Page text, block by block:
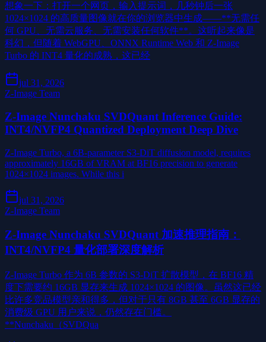
想象一下：打开一个网页，输入提示词，几秒钟后一张
1024×1024 的高质量图像就在你的浏览器中生成——**无需任
何 GPU、无需云服务、无需安装任何软件**。这听起来像是
科幻，但随着 WebGPU、ONNX Runtime Web 和 Z-Image
Turbo 的 INT4 量化的成熟，这已经
jul 31, 2026
Z-Image Team
Z-Image Nunchaku SVDQuant Inference Guide:
INT4/NVFP4 Quantized Deployment Deep Dive
Z-Image Turbo, a 6B-parameter S3-DiT diffusion model, requires
approximately 16GB of VRAM at BF16 precision to generate
1024×1024 images. While this i
jul 31, 2026
Z-Image Team
Z-Image Nunchaku SVDQuant 加速推理指南：
INT4/NVFP4 量化部署深度解析
Z-Image Turbo 作为 6B 参数的 S3-DiT 扩散模型，在 BF16 精
度下需要约 16GB 显存来生成 1024×1024 的图像。虽然这已经
比许多竞品模型亲和得多，但对于只有 8GB 甚至 6GB 显存的
消费级 GPU 用户来说，仍然存在门槛。
**Nunchaku（SVDQua